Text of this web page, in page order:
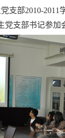
支部2010-2011
党支部书记参加